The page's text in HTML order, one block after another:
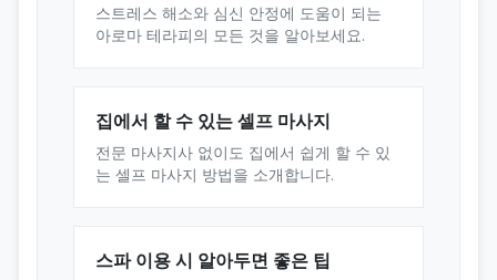
스트레스 해소와 심신 안정에 도움이 되는
아로마 테라피의 모든 것을 알아보세요.
집에서 할 수 있는 셀프 마사지
전문 마사지사 없이도 집에서 쉽게 할 수 있
는 셀프 마사지 방법을 소개합니다.
스파 이용 시 알아두면 좋은 팁